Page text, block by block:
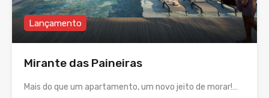
Lançamento
Mirante das Paineiras
Mais do que um apartamento, um novo jeito de morar!…